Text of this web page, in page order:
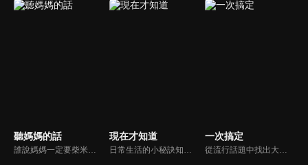
聽媽媽的話 現在才知道 一次搞定